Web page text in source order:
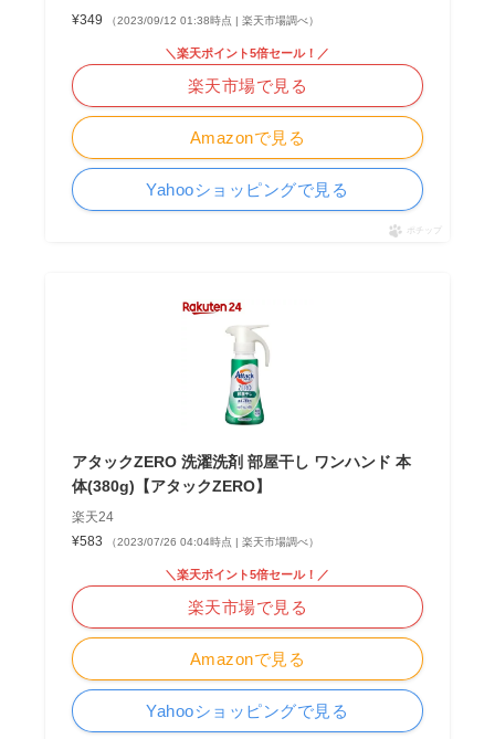
¥349 （2023/09/12 01:38時点 | 楽天市場調べ）
Amazonで見る
＼楽天ポイント5倍セール！／
楽天市場で見る
Yahooショッピングで見る
ポチップ
アタックZERO 洗濯洗剤 部屋干し ワンハンド 本
体(380g)【アタックZERO】
楽天24
¥583
（2023/07/26 04:04時点 | 楽天市場調べ）
Amazonで見る
＼楽天ポイント5倍セール！／
楽天市場で見る
Yahooショッピングで見る